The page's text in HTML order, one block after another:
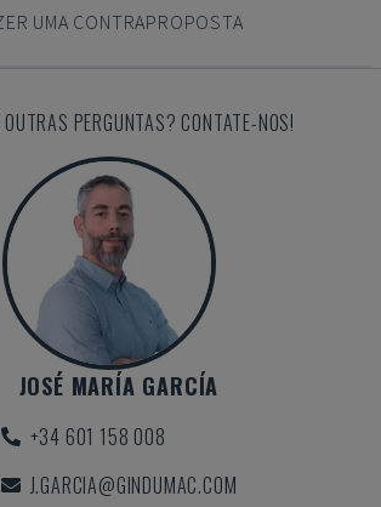
UMA CONTRAPROPOSTA
PERGUNTAS? CONTATE-NOS!
JOSÉ MARÍA GARCÍA
+34 601 158 008
J.GARCIA@GINDUMAC.COM